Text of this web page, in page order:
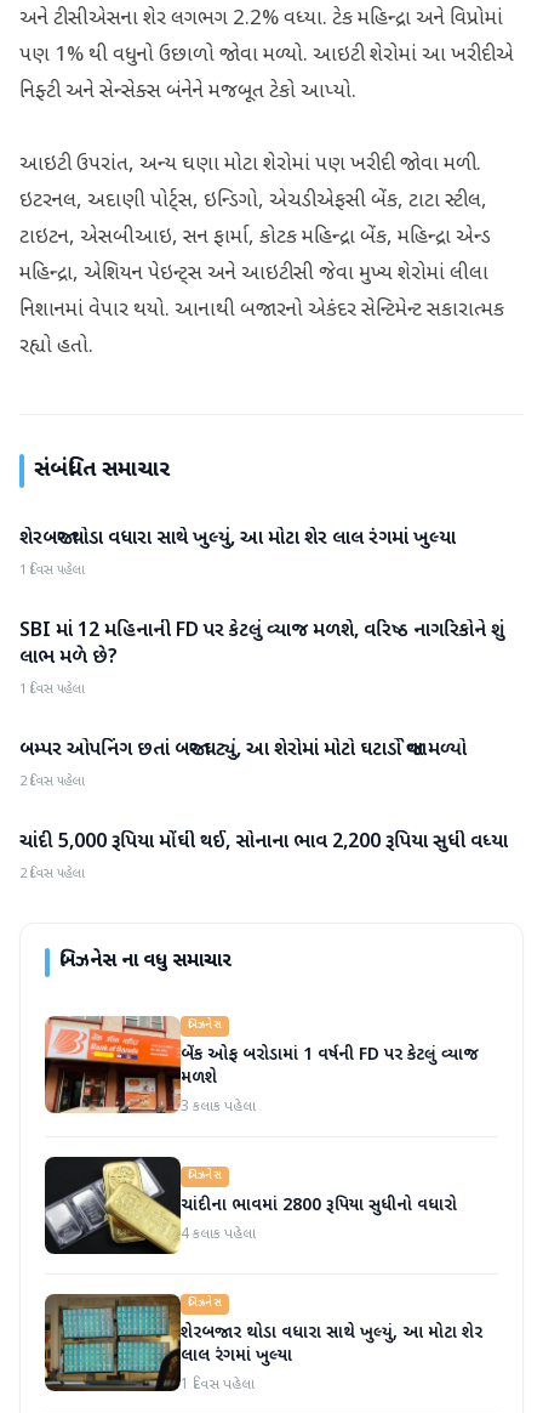
અને ટીસીએસના શેર લગભગ 2.2% વધ્યા. ટેક મહિન્દ્રા અને વિપ્રોમાં
પણ 1% થી વધુનો ઉછાળો જોવા મળ્યો. આઇટી શેરોમાં આ ખરીદીએ
નિફ્ટી અને સેન્સેક્સ બંનેને મજબૂત ટેકો આપ્યો.
આઇટી ઉપરાંત, અન્ય ઘણા મોટા શેરોમાં પણ ખરીદી જોવા મળી.
ઇટરનલ, અદાણી પોર્ટ્સ, ઇન્ડિગો, એચડીએફસી બેંક, ટાટા સ્ટીલ,
ટાઇટન, એસબીઆઇ, સન ફાર્મા, કોટક મહિન્દ્રા બેંક, મહિન્દ્રા એન્ડ
મહિન્દ્રા, એશિયન પેઇન્ટ્સ અને આઇટીસી જેવા મુખ્ય શેરોમાં લીલા
નિશાનમાં વેપાર થયો. આનાથી બજારનો એકંદર સેન્ટિમેન્ટ સકારાત્મક
રહ્યો હતો.
સંબંધિત સમાચાર
બિઝનેસ
શેરબજાર થોડા વધારા સાથે ખુલ્યું, આ મોટા શેર લાલ રંગમાં ખુલ્યા
1 દિવસ પહેલા
બિઝનેસ
SBI માં 12 મહિનાની FD પર કેટલું વ્યાજ મળશે, વરિષ્ઠ નાગરિકોને શું
લાભ મળે છે?
1 દિવસ પહેલા
બિઝનેસ
બમ્પર ઓપનિંગ છતાં બજાર ઘટ્યું, આ શેરોમાં મોટો ઘટાડો જોવા મળ્યો
2 દિવસ પહેલા
બિઝનેસ
ચાંદી 5,000 રૂપિયા મોંઘી થઈ, સોનાના ભાવ 2,200 રૂપિયા સુધી વધ્યા
2 દિવસ પહેલા
બિઝનેસના વધુ સમાચાર
બિઝનેસ
બેંક ઓફ બરોડામાં 1 વર્ષની FD પર કેટલું વ્યાજ
મળશે
3 કલાક પહેલા
બિઝનેસ
ચાંદીના ભાવમાં 2800 રૂપિયા સુધીનો વધારો
4 કલાક પહેલા
બિઝનેસ
શેરબજાર થોડા વધારા સાથે ખુલ્યું, આ મોટા શેર
લાલ રંગમાં ખુલ્યા
1 દિવસ પહેલા